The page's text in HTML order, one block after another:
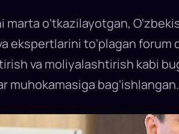
o‘tkazilayotgan,
ekspertlarini to‘plagan
va moliyalashtirish kabi
muhokamasiga bag‘ishlangan.